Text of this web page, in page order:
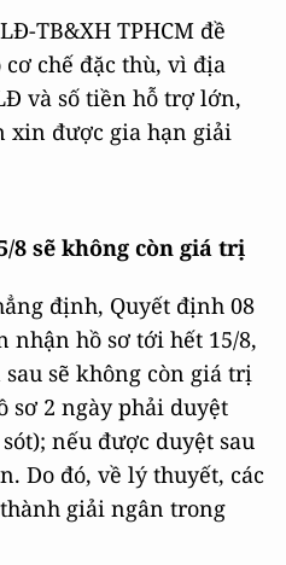
TB&XH TPHCM đề
chế đặc thù, vì địa
và số tiền hỗ trợ lớn,
xin được gia hạn giải
8 sẽ không còn giá trị
định, Quyết định 08
nhận hồ sơ tới hết 15/8,
sẽ không còn giá trị
sơ 2 ngày phải duyệt
nếu được duyệt sau
Do đó, về lý thuyết, các
giải ngân trong